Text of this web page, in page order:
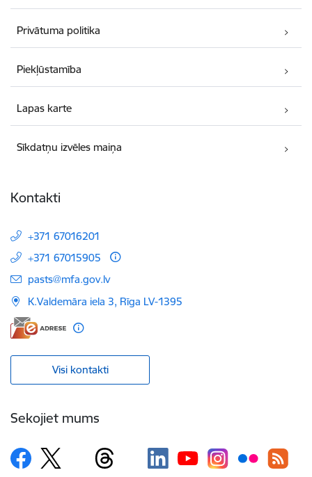
Privātuma politika
Piekļūstamība
Lapas karte
Sīkdatņu izvēles maiņa
Kontakti
+371 67016201
+371 67015905
E-pasts:
pasts@mfa.gov.lv
K.Valdemāra iela 3, Rīga LV-1395
Visi kontakti
Sekojiet mums